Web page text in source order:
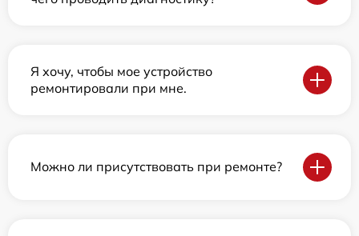
Я хочу, чтобы мое устройство
ремонтировали при мне.
Можно ли присутствовать при ремонте?